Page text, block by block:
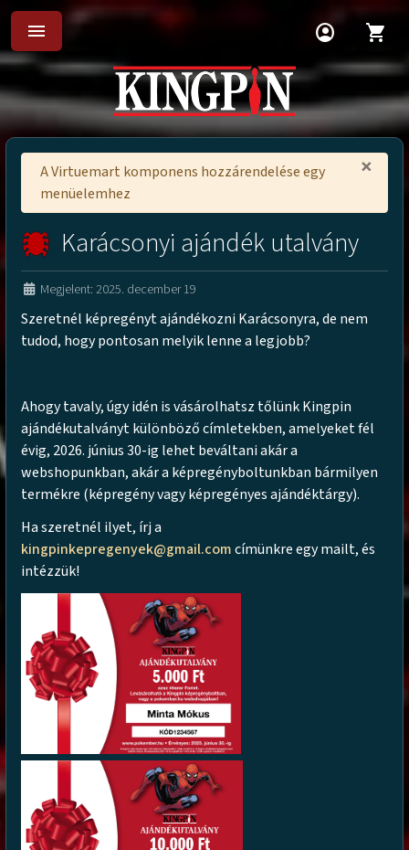
menu account_circle shopping_cart
×
A Virtuemart komponens hozzárendelése egy
menüelemhez
Karácsonyi ajándék utalvány
Megjelent: 2025. december 19
Szeretnél képregényt ajándékozni Karácsonyra, de nem
tudod, hogy pontosan melyik lenne a legjobb?
Ahogy tavaly, úgy idén is vásárolhatsz tőlünk Kingpin
ajándékutalványt különböző címletekben, amelyeket fél
évig, 2026. június 30-ig lehet beváltani akár a
webshopunkban, akár a képregényboltunkban bármilyen
termékre (képregény vagy képregényes ajándéktárgy).
Ha szeretnél ilyet, írj a
kingpinkepregenyek@gmail.comcímünkre egy mailt, és
intézzük!